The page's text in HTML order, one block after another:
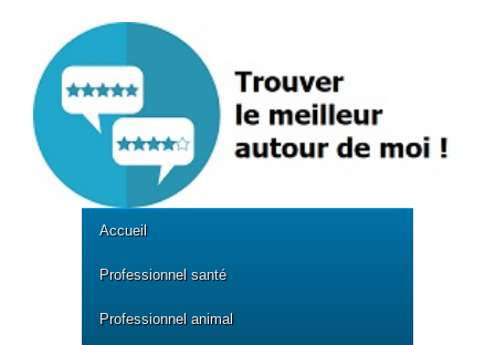
Accueil
Professionnel santé
Professionnel animal